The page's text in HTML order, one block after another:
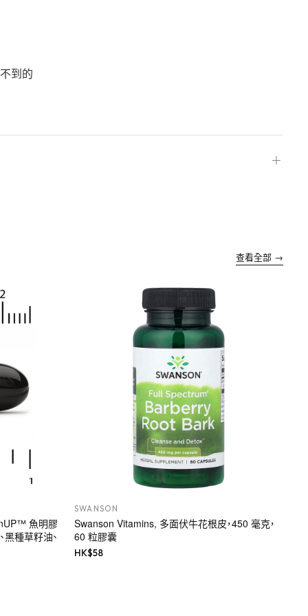
到的
＋
查看全部 →
魚明膠
種草籽油、
SWANSON
Swanson Vitamins, 多面伏牛花根皮，450 毫克，
60 粒膠囊
HK$58